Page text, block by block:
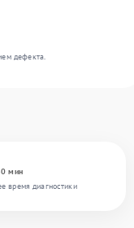
мин
время диагностики
дефекта.